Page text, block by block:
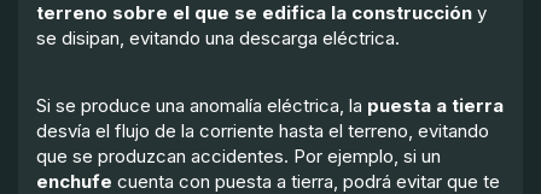
terreno sobre el que se edifica la construcción y
se disipan, evitando una descarga eléctrica.
Si se produce una anomalía eléctrica, la puesta a tierra
desvía el flujo de la corriente hasta el terreno, evitando
que se produzcan accidentes. Por ejemplo, si un
enchufe cuenta con puesta a tierra, podrá evitar que te